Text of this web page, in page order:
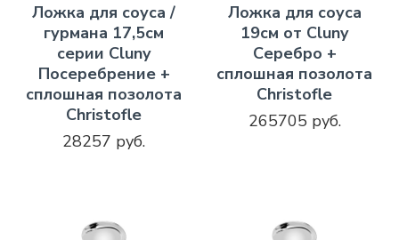
Ложка для соуса /
гурмана 17,5см
серии Cluny
Посеребрение +
сплошная позолота
Christofle
28257 руб.
Ложка для соуса
19см от Cluny
Серебро +
сплошная позолота
Christofle
265705 руб.